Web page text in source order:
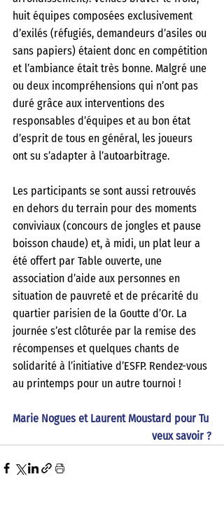
huit équipes composées exclusivement
d’exilés (réfugiés, demandeurs d’asiles ou
sans papiers) étaient donc en compétition
et l’ambiance était très bonne. Malgré une
ou deux incompréhensions qui n’ont pas
duré grâce aux interventions des
responsables d’équipes et au bon état
d’esprit de tous en général, les joueurs
ont su s’adapter à l’autoarbitrage.
Les participants se sont aussi retrouvés
en dehors du terrain pour des moments
conviviaux (concours de jongles et pause
boisson chaude) et, à midi, un plat leur a
été offert par Table ouverte, une
association d’aide aux personnes en
situation de pauvreté et de précarité du
quartier parisien de la Goutte d’Or. La
journée s’est clôturée par la remise des
récompenses et quelques chants de
solidarité à l’initiative d’ESFP. Rendez-vous
au printemps pour un autre tournoi !
Marie Nogues et Laurent Moustard pour Tu
veux savoir ?